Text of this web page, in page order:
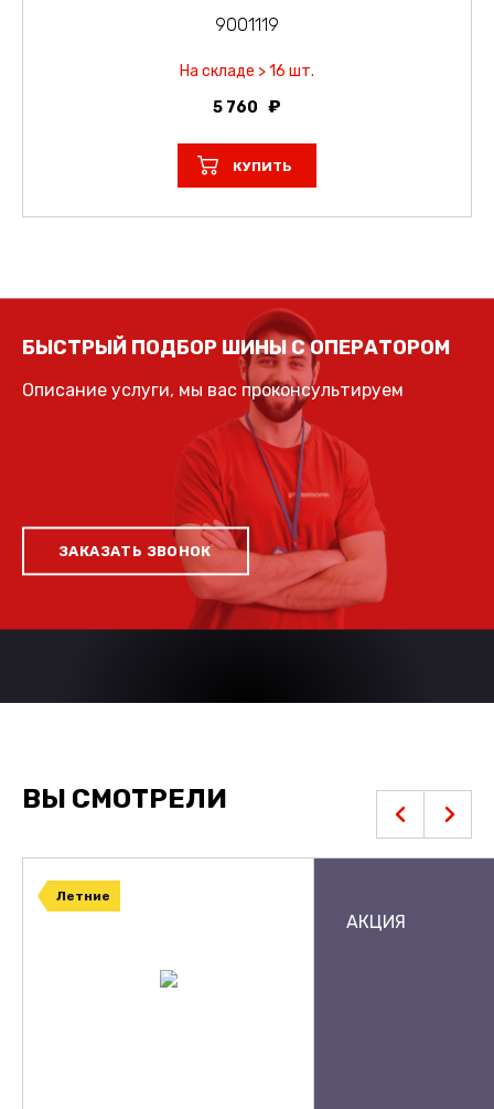
9001119
На складе > 16 шт.
5 760
КУПИТЬ
БЫСТРЫЙ ПОДБОР ШИНЫ С ОПЕРАТОРОМ
Описание услуги, мы вас проконсультируем
ЗАКАЗАТЬ ЗВОНОК
ВЫ СМОТРЕЛИ
Летние
АКЦИЯ